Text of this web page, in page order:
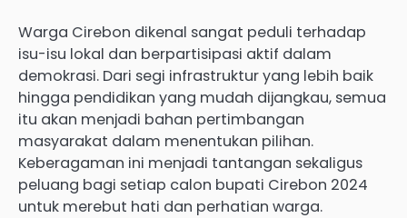
Warga Cirebon dikenal sangat peduli terhadap
isu-isu lokal dan berpartisipasi aktif dalam
demokrasi. Dari segi infrastruktur yang lebih baik
hingga pendidikan yang mudah dijangkau, semua
itu akan menjadi bahan pertimbangan
masyarakat dalam menentukan pilihan.
Keberagaman ini menjadi tantangan sekaligus
peluang bagi setiap calon bupati Cirebon 2024
untuk merebut hati dan perhatian warga.